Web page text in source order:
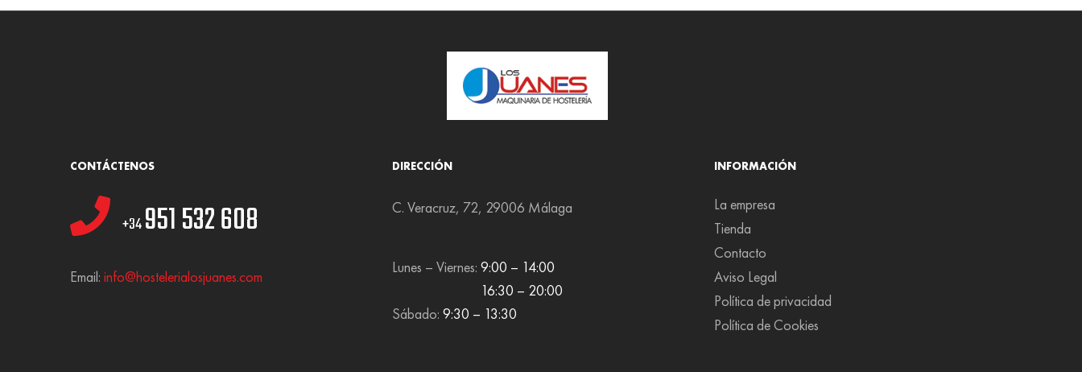
CONTÁCTENOS
+34951 532 608
Email: info@hostelerialosjuanes.com
DIRECCIÓN
C. Veracruz, 72, 29006 Málaga
Lunes – Viernes: 9:00 – 14:00
16:30 – 20:00
Sábado: 9:30 – 13:30
INFORMACIÓN
La empresa
Tienda
Contacto
Aviso Legal
Política de privacidad
Política de Cookies